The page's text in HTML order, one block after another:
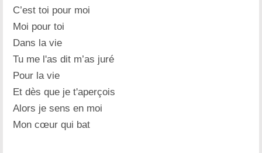
C’est toi pour moi
Moi pour toi
Dans la vie
Tu me l'as dit m’as juré
Pour la vie
Et dès que je t'aperçois
Alors je sens en moi
Mon cœur qui bat